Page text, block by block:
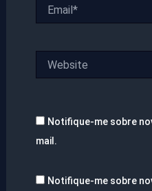
Notifique-me sobre
mail.
Notifique-me sobre